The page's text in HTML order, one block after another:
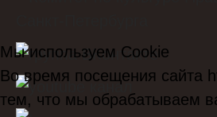
Мы используем Cookie
Во время посещения сайта
тем, что мы обрабатываем